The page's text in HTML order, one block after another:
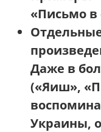
«Письмо
Даже в
(«Яиш»,
Украины,